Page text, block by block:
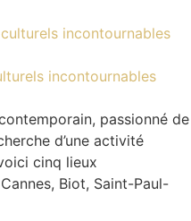
incontournables
passionné de
d’une activité
cinq lieux
Biot, Saint-Paul-